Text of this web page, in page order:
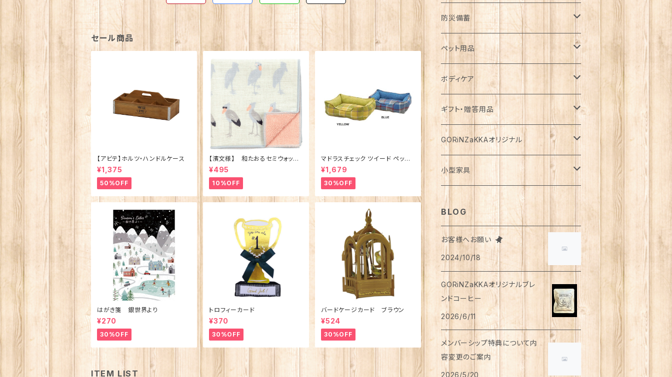
セール商品
【アビテ】ホルツ・ハンドルケース
¥1,375
50%OFF
【濱文様】 和たおるセミウォッシ
ュ ごきげんハシビロコウ (日本
製)
¥495
10%OFF
マドラスチェック ツイード ペット
ベッド（犬猫用）M
¥1,679
30%OFF
はがき箋 銀世界より
¥270
30%OFF
トロフィーカード
¥370
30%OFF
バードケージカード ブラウン
¥524
30%OFF
ITEM LIST
インテリア
カゴ・バスケット
エコバッグ
花瓶
鏡
お風呂・ランドリー
タオル
スリッパ
マスク
ハンドソープ
アロマ・お香
トラベルセット
カレンダー
服飾雑貨
帽子
アクセサリー
マフラー・ストール
ブランケット
バッグ
スマホショルダーバッグ
ポーチ
お財布・カード入れ
手袋・アームカバー
ハンカチ
てぬぐい
キッチン雑貨
食器
お箸
カトラリー
ストロー
グラス
マグカップ
コースター
お皿
ガーデン雑貨
ジョウロ
鉢
はさみ
ステーショナリー
紙類
ノート
カード
メモ帳
便箋
スケジュール帳
はさみ
ミニチュア
アウトドア
手芸用品
アウター
コート
ダウン
ジャケット
パーカー・ウィンドブレーカー
カーディガン
ブルゾン
トップス
長袖
半袖
五分丈、七分丈
ニット
ボトムス
スカート
キュロット
ワイドパンツ
ワンピース・チュニック
ルームウェア・パジャマ
アンダーウェア
レッグウェア
タイツ
足首ウォーマー
メンズ
ボトムス
アウター
ジャケット
トップス
防災備蓄
防災用品
下着
食器・カトラリー
バッテリー
ブランケット・寝具
食料
パックご飯
お餅
麺類
カレー
味噌汁・スープ
お茶漬け
飲料
水・炭酸水
ジュース
コーヒー
ハーブティー
希釈飲料
ペーパー類
トイレットペーパー
ティッシュペーパー
ライト
ろうそく
ペット用品
ドライフード
犬用
猫用
メダカ
ウェットフード
無添加・手作り（犬用）
猫用
缶詰
犬用
猫用
レトルト食品
犬用
猫用
おやつ
猫用
犬猫共通
食器
犬用
猫用
衣類・服飾雑貨
犬用
猫用
犬用
ボディケア
ベッド
ボディケア
基礎化粧品
化粧水
乳液
医薬部外品
メイク用品
ボディーソープ
ヘアケア
シャンプー
リンスインシャンプー
トリートメント
せっけん
洗顔
ハンドクリーム
入浴剤・バスボム
ギフト・贈答用品
食品・飲料
食器類
タオル
洗剤
防災用品
ラッピング資材
GORiNZaKKAオリジナル
アパレル
Tシャツ
アクセサリー
イヤリング・ノンホールピアス
リング
飲料
珈琲
小型家具
スツール
BLOG
お客様へお願い
2024/10/18
GORiNZaKKAオリジナルブレ
ンドコーヒー
2026/6/11
メンバーシップ特典について内
容変更のご案内
2026/5/20